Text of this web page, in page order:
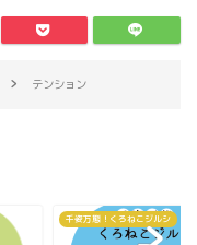
テンション
千姿万態！くろねこジルシ